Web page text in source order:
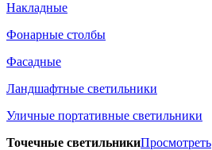
Накладные
Фонарные столбы
Фасадные
Ландшафтные светильники
Уличные портативные светильники
Точечные светильникиПросмотреть